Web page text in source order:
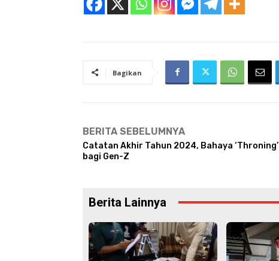
Bagikan
BERITA SEBELUMNYA
Catatan Akhir Tahun 2024, Bahaya ‘Throning’
bagi Gen-Z
Berita Lainnya